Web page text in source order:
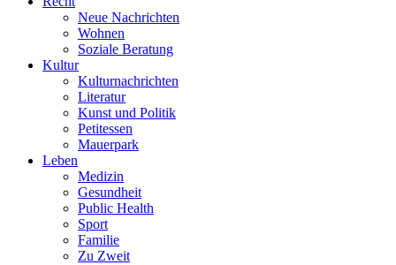
Neue Nachrichten
Wohnen
Soziale Beratung
Kultur
Kulturnachrichten
Literatur
Kunst und Politik
Petitessen
Mauerpark
Leben
Medizin
Gesundheit
Public Health
Sport
Familie
Zu Zweit